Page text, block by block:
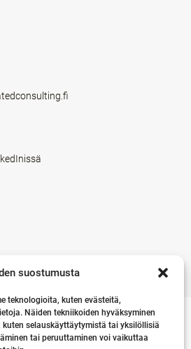
suostumusta
teknologioita, kuten evästeitä,
Näiden tekniikoiden hyväksyminen
selauskäyttäytymistä tai yksilöllisiä
tai peruuttaminen voi vaikuttaa